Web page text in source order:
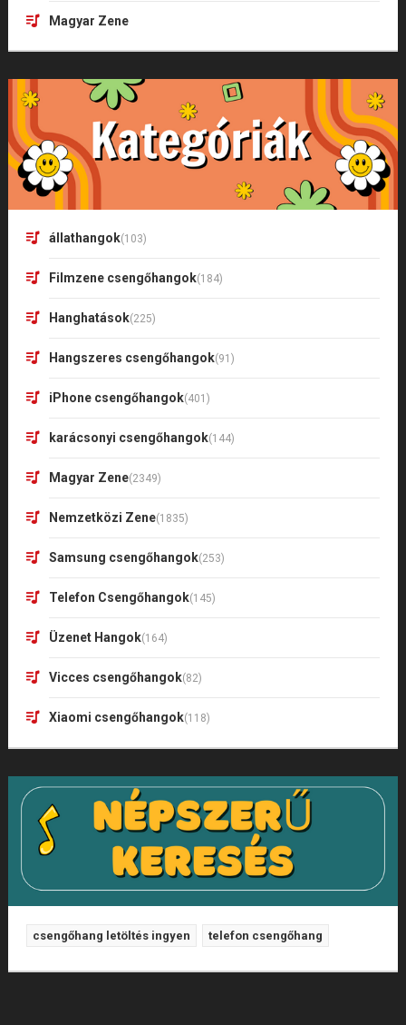
Magyar Zene
állathangok(103)
Filmzene csengőhangok(184)
Hanghatások(225)
Hangszeres csengőhangok(91)
iPhone csengőhangok(401)
karácsonyi csengőhangok(144)
Magyar Zene(2349)
Nemzetközi Zene(1835)
Samsung csengőhangok(253)
Telefon Csengőhangok(145)
Üzenet Hangok(164)
Vicces csengőhangok(82)
Xiaomi csengőhangok(118)
csengőhang letöltés ingyen telefon csengőhang